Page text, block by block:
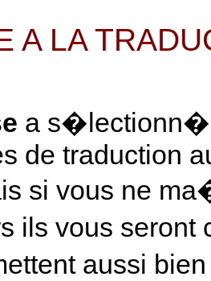
A LA
a s�lectionn�
de traduction
si vous ne
ils vous
aussi